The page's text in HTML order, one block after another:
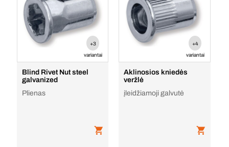
+3
variantai
Blind Rivet Nut steel
galvanized
Plienas
+4
variantai
Aklinosios kniedės
veržlė
įleidžiamoji galvutė